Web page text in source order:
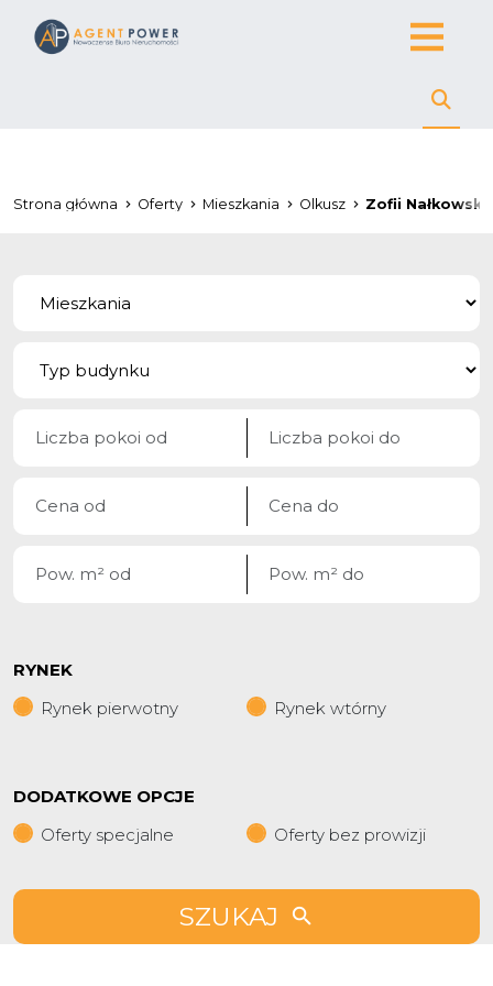
Strona główna Oferty Mieszkania Olkusz Zofii
RYNEK
Rynek pierwotny
Rynek wtórny
DODATKOWE OPCJE
Oferty specjalne
Oferty bez prowizji
SZUKAJ